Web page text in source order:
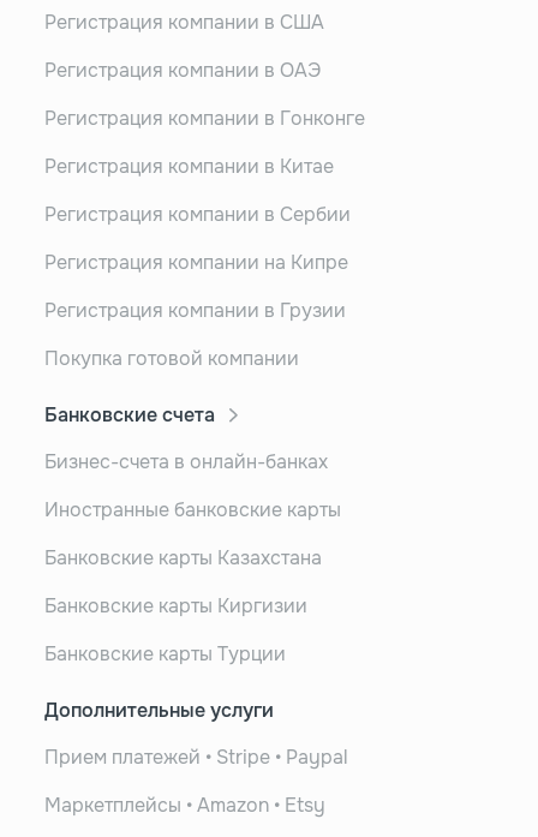
Регистрация компании в США
Регистрация компании в ОАЭ
Регистрация компании в Гонконге
Регистрация компании в Китае
Регистрация компании в Сербии
Регистрация компании на Кипре
Регистрация компании в Грузии
Покупка готовой компании
Банковские счета
Бизнес-счета в онлайн-банках
Иностранные банковские карты
Банковские карты Казахстана
Банковские карты Киргизии
Банковские карты Турции
Дополнительные услуги
Прием платежей • Stripe • Paypal
Маркетплейсы • Amazon • Etsy